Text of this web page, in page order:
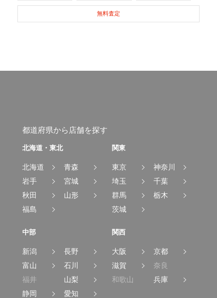
無料査定
都道府県から店舗を探す
北海道・東北
北海道
青森
岩手
宮城
秋田
山形
福島
関東
東京
神奈川
埼玉
千葉
群馬
栃木
茨城
中部
新潟
長野
富山
石川
福井
山梨
静岡
愛知
関西
大阪
京都
滋賀
奈良
和歌山
兵庫